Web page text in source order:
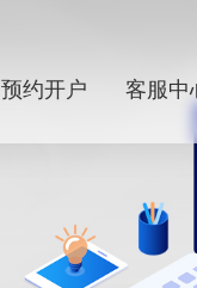
预约开户 客服中